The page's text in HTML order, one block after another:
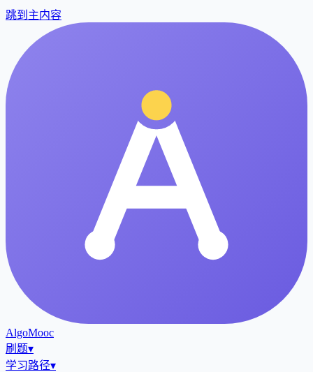
跳到主内容
AlgoMooc
刷题▾
学习路径▾